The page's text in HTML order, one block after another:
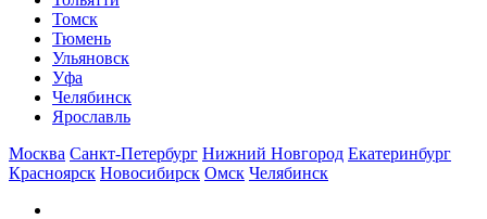
Томск
Тюмень
Ульяновск
Уфа
Челябинск
Ярославль
Москва Санкт-Петербург Нижний Новгород Екатеринбург
Красноярск Новосибирск Омск Челябинск